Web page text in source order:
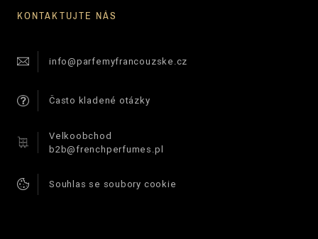
KONTAKTUJTE NÁS
info@parfemyfrancouzske.cz
Často kladené otázky
Velkoobchod
b2b@frenchperfumes.pl
Souhlas se soubory cookie